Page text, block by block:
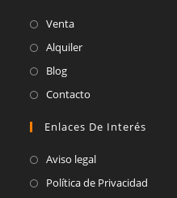
VentaSe
abre
nueva
pestaña
AlquilerSe
nueva
BlogSe
abre
una
pestaña
Contacto
en
una
Enlaces De Interés
Aviso legal
Política de Privacidad